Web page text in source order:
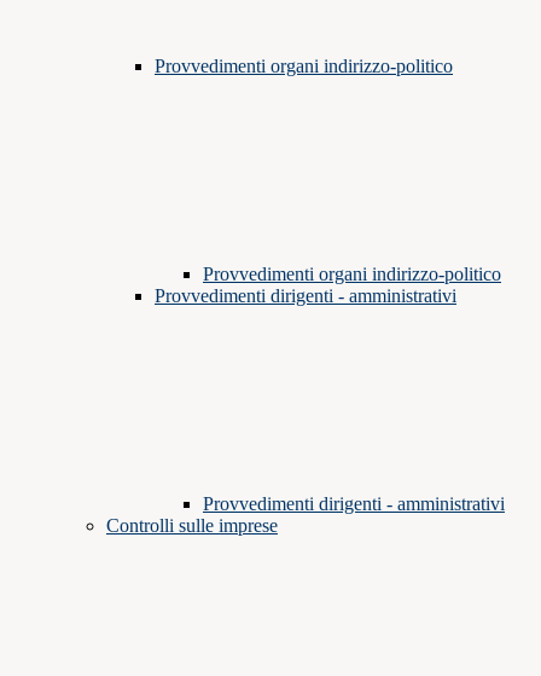
Provvedimenti organi indirizzo-politico
Provvedimenti organi indirizzo-politico
Provvedimenti dirigenti - amministrativi
Provvedimenti dirigenti - amministrativi
Controlli sulle imprese